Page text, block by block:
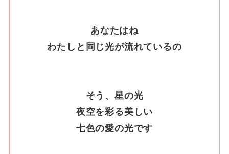
あなたはね
わたしと同じ光が流れているの
そう、星の光
夜空を彩る美しい
七色の愛の光です